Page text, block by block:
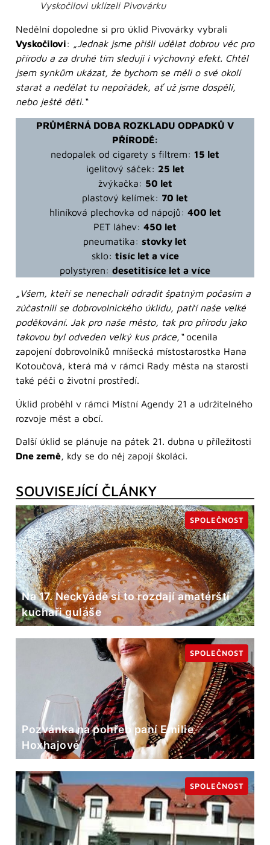
Vyskočilovi uklízeli Pivovárku
Nedělní dopoledne si pro úklid Pivovárky vybrali
Vyskočilovi: „Jednak jsme přišli udělat dobrou věc pro
přírodu a za druhé tím sleduji i výchovný efekt. Chtěl
jsem synkům ukázat, že bychom se měli o své okolí
starat a nedělat tu nepořádek, ať už jsme dospělí,
nebo ještě děti.“
PRŮMĚRNÁ DOBA ROZKLADU ODPADKŮ V
PŘÍRODĚ:
nedopalek od cigarety s filtrem: 15 let
igelitový sáček: 25 let
žvýkačka: 50 let
plastový kelímek: 70 let
hliníková plechovka od nápojů: 400 let
PET láhev: 450 let
pneumatika: stovky let
sklo: tisíc let a více
polystyren: desetitisíce let a více
„Všem, kteří se nenechali odradit špatným počasím a
zúčastnili se dobrovolnického úklidu, patří naše velké
poděkování. Jak pro naše město, tak pro přírodu jako
takovou byl odveden velký kus práce,“ ocenila
zapojení dobrovolníků mníšecká místostarostka Hana
Kotoučová, která má v rámci Rady města na starosti
také péči o životní prostředí.
Úklid proběhl v rámci Místní Agendy 21 a udržitelného
rozvoje měst a obcí.
Další úklid se plánuje na pátek 21. dubna u příležitosti
Dne země, kdy se do něj zapojí školáci.
SOUVISEJÍCÍ ČLÁNKY
Na 17. Neckyádě si to rozdají amatérští
kuchaři guláše
SPOLEČNOST
Pozvánka na pohřeb paní Emilie
Hoxhajové
SPOLEČNOST
SPOLEČNOST